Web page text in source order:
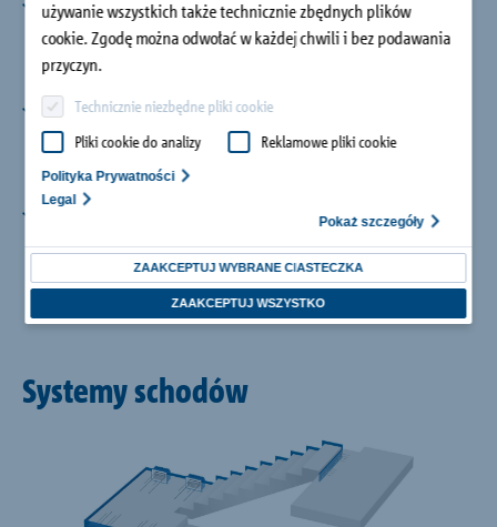
używanie wszystkich także technicznie zbędnych plików
cookie. Zgodę można odwołać w każdej chwili i bez podawania
przyczyn.
Technicznie niezbędne pliki cookie
Pliki cookie do analizy
Reklamowe pliki cookie
Polityka Prywatności
Legal
Pokaż szczegóły
ZAAKCEPTUJ WYBRANE CIASTECZKA
ZAAKCEPTUJ WSZYSTKO
Począwszy od grubości płyty spocznika 180mm
Tronsole® typ Z w stanie zabudowanym jest
niewidoczny
Ramka zamykająca
Ramka zamykająca wokół całego elementu daje
możliwość dalszego łączenia z Schöck Tronsole®
typu L-250
Klasa odporności ogniowej R120
Z spełniają wymagania klasy odporności ogniowej
R120 zgodnie z opinią ITB: 02455/14/Z00NP
Systemy schodów